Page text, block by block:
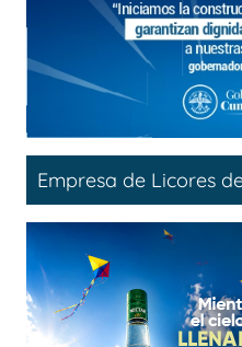
Empresa de Licores